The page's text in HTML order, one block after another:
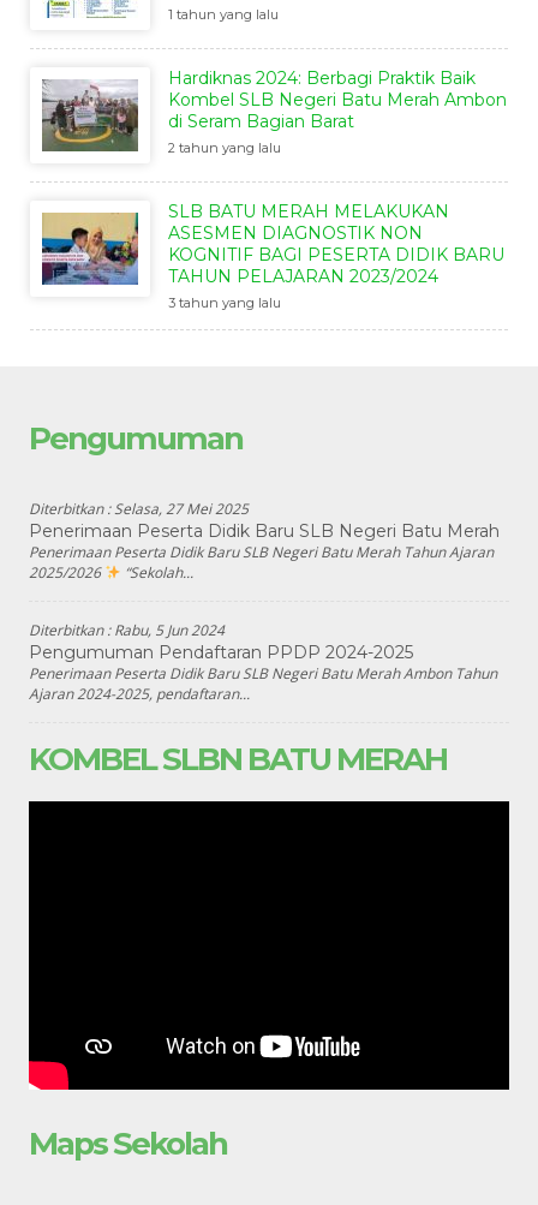
1 tahun yang lalu
Hardiknas 2024: Berbagi Praktik Baik
Kombel SLB Negeri Batu Merah Ambon
di Seram Bagian Barat
2 tahun yang lalu
SLB BATU MERAH MELAKUKAN
ASESMEN DIAGNOSTIK NON
KOGNITIF BAGI PESERTA DIDIK BARU
TAHUN PELAJARAN 2023/2024
3 tahun yang lalu
Pengumuman
Diterbitkan :Selasa, 27 Mei 2025
Penerimaan Peserta Didik Baru SLB Negeri Batu Merah
Penerimaan Peserta Didik Baru SLB Negeri Batu Merah Tahun Ajaran
2025/2026
“Sekolah...
Diterbitkan :Rabu, 5 Jun 2024
Pengumuman Pendaftaran PPDP 2024-2025
Penerimaan Peserta Didik Baru SLB Negeri Batu Merah Ambon Tahun
Ajaran 2024-2025, pendaftaran...
KOMBEL SLBN BATU MERAH
Maps Sekolah